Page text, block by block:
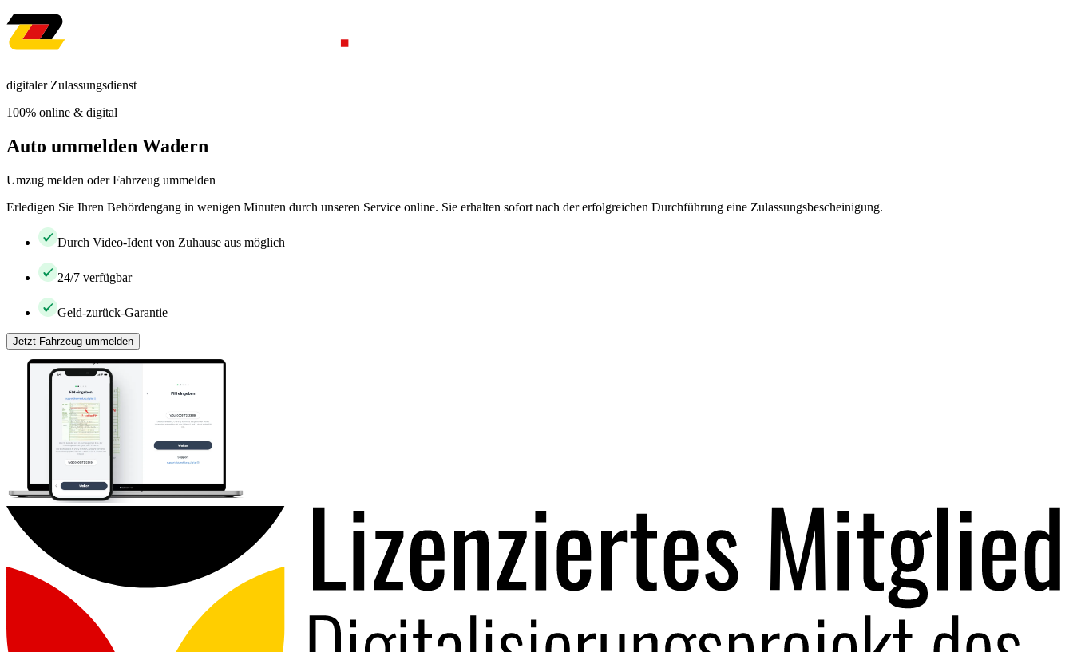
digitaler Zulassungsdienst
100% online & digital
Auto ummelden Wadern
Umzug melden oder Fahrzeug ummelden
Erledigen Sie Ihren Behördengang in wenigen Minuten durch unseren Service online. Sie erhalten sofort nach der erfolgreichen Durchführung eine Zulassungsbescheinigung.
Durch Video-Ident von Zuhause aus möglich
24/7 verfügbar
Geld-zurück-Garantie
Jetzt Fahrzeug ummelden